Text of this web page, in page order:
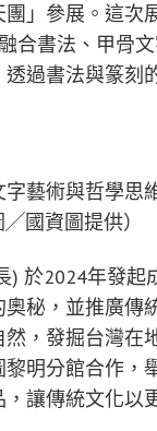
」參展。這次
合書法、甲骨
過書法與篆刻
藝術與哲學思
國資圖提供）
) 於2024年發起
秘，並推廣傳
，發掘台灣在
明分館合作，
讓傳統文化以